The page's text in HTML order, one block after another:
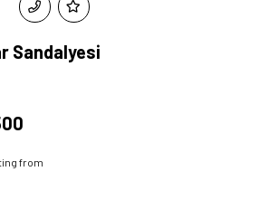
Sandalyesi
from